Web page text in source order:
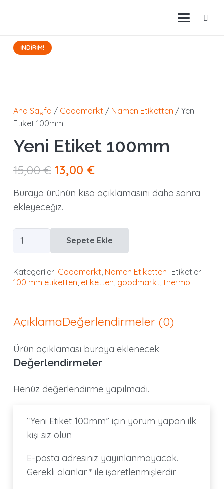
İNDIRIM!
Ana Sayfa / Goodmarkt / Namen Etiketten / Yeni
Etiket 100mm
Yeni Etiket 100mm
15,00€ Orijinal
15,00 €.
13,00 €Şu
fiyat:
Buraya ürünün kısa açıklamasını daha sonra
ekleyeceğiz.
Yeni
adet
Sepete Ekle
Kategoriler: Goodmarkt, Namen Etiketten Etiketler:
100 mm etiketten, etiketten, goodmarkt, thermo
AçıklamaDeğerlendirmeler (0)
Ürün açıklaması buraya eklenecek
Değerlendirmeler
Henüz değerlendirme yapılmadı.
“Yeni Etiket 100mm” için yorum yapan ilk
kişi siz olun
E-posta adresiniz yayınlanmayacak.
Gerekli alanlar * ile işaretlenmişlerdir